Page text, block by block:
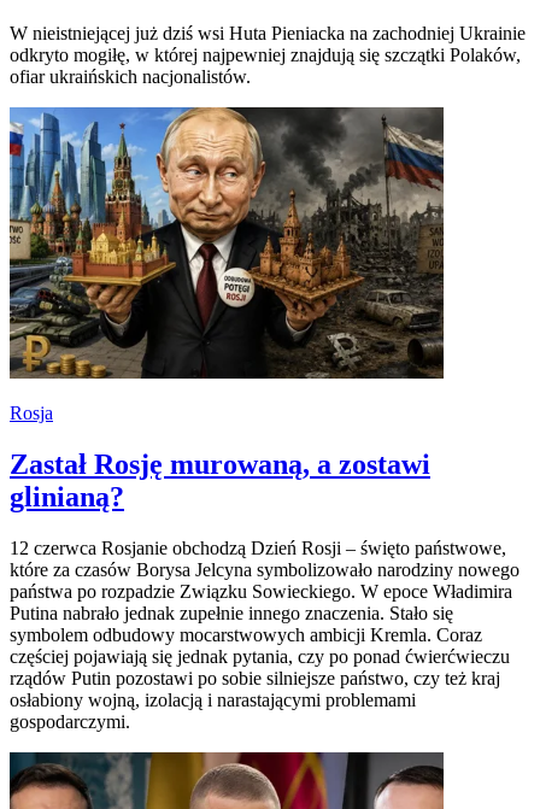
W nieistniejącej już dziś wsi Huta Pieniacka na zachodniej Ukrainie
odkryto mogiłę, w której najpewniej znajdują się szczątki Polaków,
ofiar ukraińskich nacjonalistów.
Rosja
Zastał Rosję murowaną, a zostawi
glinianą?
12 czerwca Rosjanie obchodzą Dzień Rosji – święto państwowe,
które za czasów Borysa Jelcyna symbolizowało narodziny nowego
państwa po rozpadzie Związku Sowieckiego. W epoce Władimira
Putina nabrało jednak zupełnie innego znaczenia. Stało się
symbolem odbudowy mocarstwowych ambicji Kremla. Coraz
częściej pojawiają się jednak pytania, czy po ponad ćwierćwieczu
rządów Putin pozostawi po sobie silniejsze państwo, czy też kraj
osłabiony wojną, izolacją i narastającymi problemami
gospodarczymi.